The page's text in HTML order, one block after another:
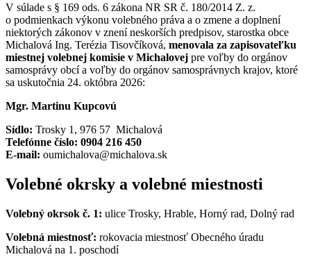
V súlade s § 169 ods. 6 zákona NR SR č. 180/2014 Z. z.
o podmienkach výkonu volebného práva a o zmene a doplnení
niektorých zákonov v znení neskorších predpisov, starostka obce
Michalová Ing. Terézia Tisovčíková, menovala za zapisovateľku
miestnej volebnej komisie v Michalovej pre voľby do orgánov
samosprávy obcí a voľby do orgánov samosprávnych krajov, ktoré
sa uskutočnia 24. októbra 2026:
Mgr. Martinu Kupcovú
Sídlo: Trosky 1, 976 57 Michalová
Telefónne číslo: 0904 216 450
E-mail: oumichalova@michalova.sk
Volebné okrsky a volebné miestnosti
Volebný okrsok č. 1: ulice Trosky, Hrable, Horný rad, Dolný rad
Volebná miestnosť: rokovacia miestnosť Obecného úradu
Michalová na 1. poschodí